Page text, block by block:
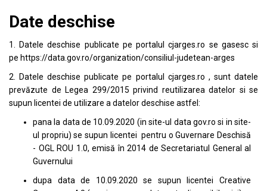
Date deschise
1. Datele deschise publicate pe portalulcjarges.ro se gasesc si
pe https://data.gov.ro/organization/consiliul-judetean-arges
2. Datele deschise publicate pe portalul cjarges.ro , sunt datele
prevăzute de Legea 299/2015 privind reutilizarea datelor si se
supun licentei de utilizare a datelor deschise astfel:
pana la data de 10.09.2020 (in site-ul data gov.ro si in site-
ul propriu) se supun licentei pentru o Guvernare Deschisă
- OGL ROU 1.0, emisă în 2014 de Secretariatul General al
Guvernului
dupa data de 10.09.2020 se supun licentei Creative